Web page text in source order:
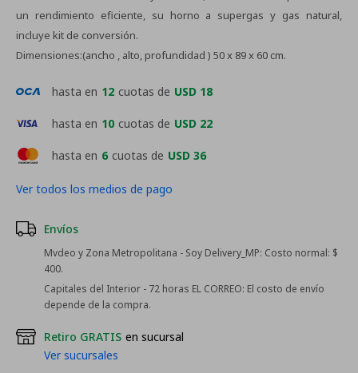
un rendimiento eficiente, su horno a supergas y gas natural,
incluye kit de conversión.
Dimensiones:(ancho , alto, profundidad ) 50 x 89 x 60 cm.
hasta en 6 cuotas de USD 36
hasta en 12 cuotas de USD 18
hasta en 10 cuotas de USD 22
Ver todos los medios de pago
Envíos
Mvdeo y Zona Metropolitana - Soy Delivery_MP: Costo normal: $
400.
Capitales del Interior - 72 horas EL CORREO: El costo de envío
depende de la compra.
Retiro GRATIS en sucursal
Ver sucursales